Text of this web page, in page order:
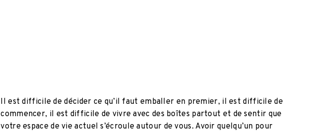
Il est difficile de décider ce qu’il faut emballer en premier, il est difficile de
commencer, il est difficile de vivre avec des boîtes partout et de sentir que
votre espace de vie actuel s’écroule autour de vous. Avoir quelqu’un pour